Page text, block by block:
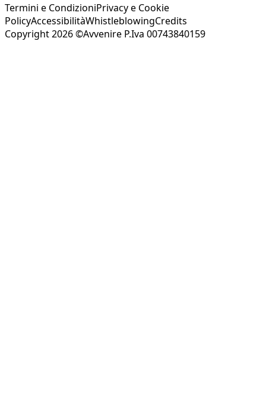
Termini e CondizioniPrivacy e Cookie
PolicyAccessibilitàWhistleblowingCredits
Copyright 2026 ©Avvenire P.Iva 00743840159